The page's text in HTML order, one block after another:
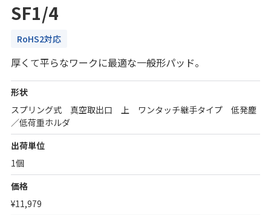
SF1/4
RoHS2対応
厚くて平らなワークに最適な一般形パッド。
形状
スプリング式 真空取出口 上 ワンタッチ継手タイプ 低発塵
／低荷重ホルダ
出荷単位
1個
価格
¥11,979